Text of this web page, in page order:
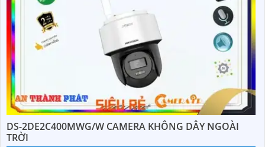
DS-2DE2C400MWG/W CAMERA KHÔNG DÂY NGOÀI
TRỜI